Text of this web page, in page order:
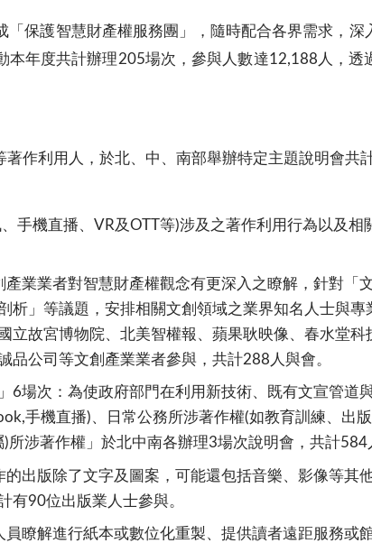
保護智慧財產權服務團」，隨時配合各界需求，
年度共計辦理205場次，參與人數達12,188人，
作利用人，於北、中、南部舉辦特定主題說明會共
手機直播、VR及OTT等)涉及之著作利用行為以及
業業者對智慧財產權觀念有更深入之瞭解，針對「
析」等議題，安排相關文創領域之業界知名人士與
立故宮博物院、北美智權報、蘋果耿映像、春水堂
公司等文創產業業者參與，共計288人與會。
6場次：為使政府部門在利用新技術、既有文宣管道
手機直播)、日常公務所涉著作權(如教育訓練、出
涉著作權」於北中南各辦理3場次說明會，共計584
出版除了文字及圖案，可能還包括音樂、影像等其
有90位出版業人士參與。
瞭解進行紙本或數位化重製、提供讀者遠距服務或